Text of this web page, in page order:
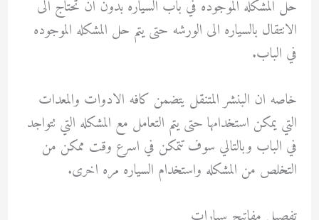
حل المشكله الموجوده في باب السياره بدون ان تحتاج الى
الانتقال بالسياره الى الورشه حتى يتم حل المشكله الموجوده
في الباب.
خاصه ان البنشر المتنقل يتضمن كافه الادوات والمعدات
التي يمكن استخدامها حتى يتم التعامل مع المشكله التي تتواجد
في الباب وبالتالي سوف تتمكن في اسرع وقت ممكن من
التخلص من المشكله واستخدام السياره مره اخرى.